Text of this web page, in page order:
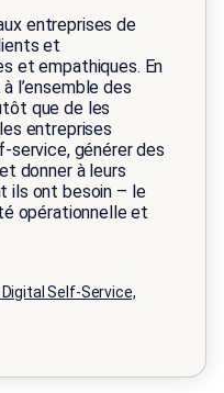
entreprises de
et
et empathiques. En
l’ensemble des
que de les
entreprises
générer des
donner à leurs
ils ont besoin – le
opérationnelle et
Self-Service,